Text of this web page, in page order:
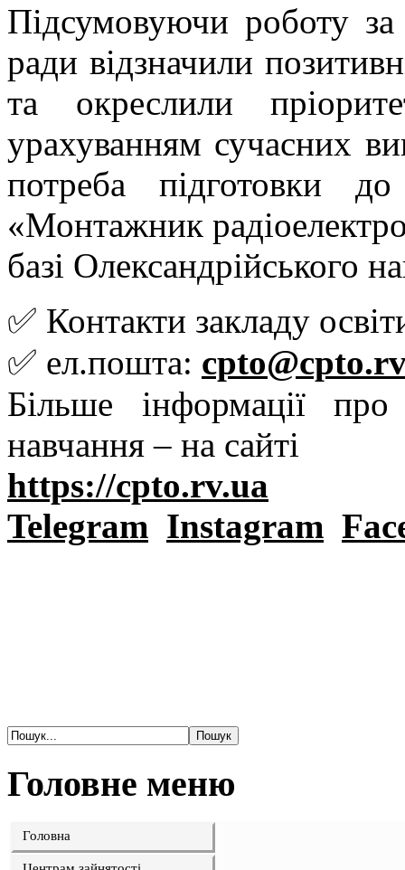
Підсумовуючи роботу за
ради відзначили
та окреслили
урахуванням сучасних
потреба підготовки
«Монтажник
базі Олександрійського
✅ Контакти закладу
✅ ел.пошта:
Більше інформації
навчання – на сайті
https://cpto.rv.ua
Telegram Instagram
Головне меню
Головна